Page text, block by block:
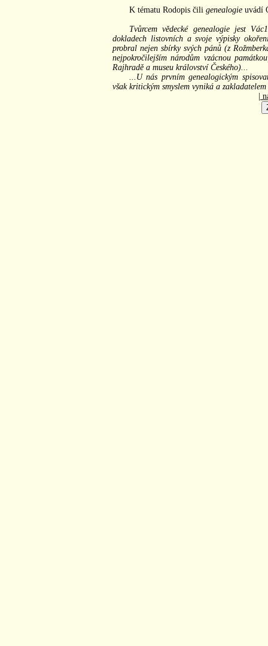
K tématu Rodopis čili genealogie uvádí
Tvůrcem vědecké genealogie jest
dokladech listovních a svoje výpisky
probral nejen sbírky svých pánů (z
nejpokročilejším národům vzácnou
Rajhradě a museu království Českého)...
...U nás prvním genealogickým
však kritickým smyslem vyniká a
|